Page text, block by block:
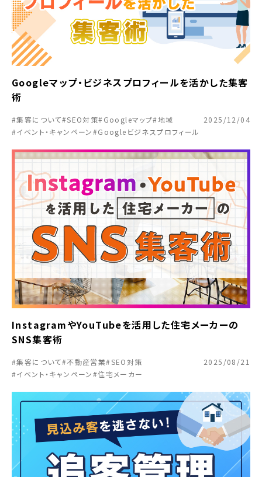
Googleマップ・ビジネスプロフィールを活かした集客
術
#集客について#SEO対策#Googleマップ#地域
#イベント・キャンペーン#Googleビジネスプロフィール
2025/12/04
InstagramやYouTubeを活用した住宅メーカーの
SNS集客術
#集客について#不動産営業#SEO対策
#イベント・キャンペーン#住宅メーカー
2025/08/21